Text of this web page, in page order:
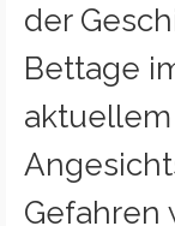
der
Bettage
Gefahren